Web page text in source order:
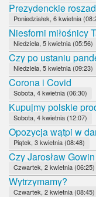
Prezydenckie
Poniedziałek, 6 kwietnia
Niesforni miłośnicy
Niedziela, 5 kwietnia (05:56)
Czy po ustaniu
Niedziela, 5 kwietnia (09:23)
Corona i Covid
Sobota, 4 kwietnia (06:30)
Kupujmy polskie
Sobota, 4 kwietnia (12:07)
Opozycja wątpi w
Piątek, 3 kwietnia (08:48)
Czy Jarosław Gowin
Czwartek, 2 kwietnia (06:25)
Wytrzymamy?
Czwartek, 2 kwietnia (08:45)